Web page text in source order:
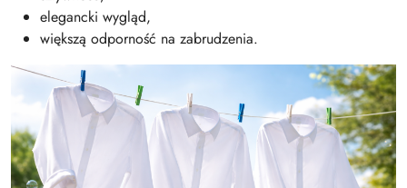
elegancki wygląd,
większą odporność na zabrudzenia.